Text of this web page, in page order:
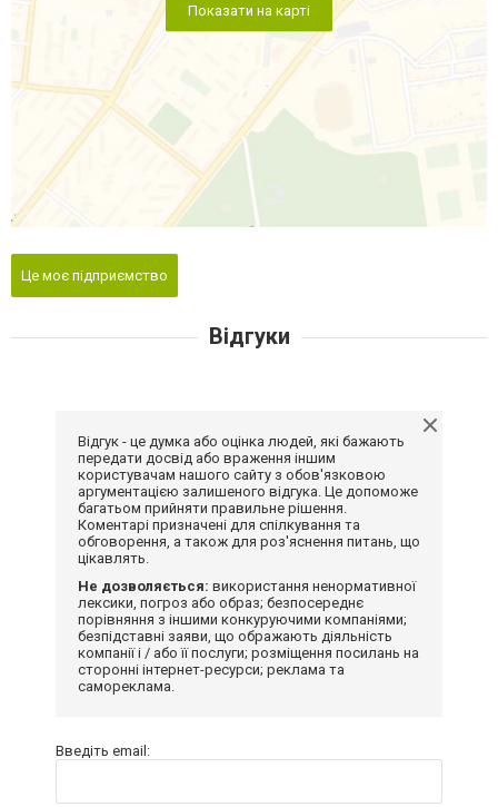
Показати на карті
Це моє підприємство
Відгуки
Відгук - це думка або оцінка людей, які бажають
передати досвід або враження іншим
користувачам нашого сайту з обов'язковою
аргументацією залишеного відгука. Це допоможе
багатьом прийняти правильне рішення.
Коментарі призначені для спілкування та
обговорення, а також для роз'яснення питань, що
цікавлять.
Не дозволяється: використання ненормативної
лексики, погроз або образ; безпосереднє
порівняння з іншими конкуруючими компаніями;
безпідставні заяви, що ображають діяльність
компанії і / або її послуги; розміщення посилань на
сторонні інтернет-ресурси; реклама та
самореклама.
Введіть email: